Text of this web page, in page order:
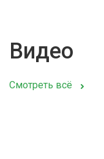
Видео
Смотреть всё